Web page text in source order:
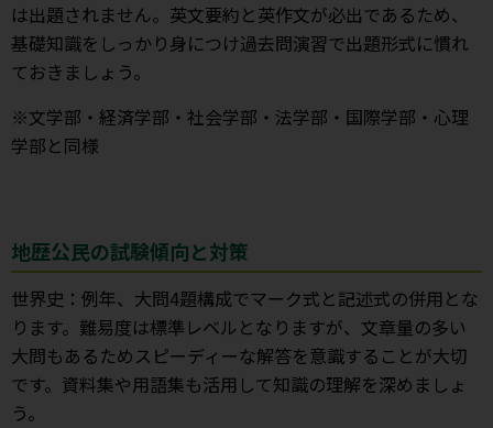
は出題されません。英文要約と英作文が必出であるため、
基礎知識をしっかり身につけ過去問演習で出題形式に慣れ
ておきましょう。
※文学部・経済学部・社会学部・法学部・国際学部・心理
学部と同様
地歴公民の試験傾向と対策
世界史：例年、大問4題構成でマーク式と記述式の併用とな
ります。難易度は標準レベルとなりますが、文章量の多い
大問もあるためスピーディーな解答を意識することが大切
です。資料集や用語集も活用して知識の理解を深めましょ
う。